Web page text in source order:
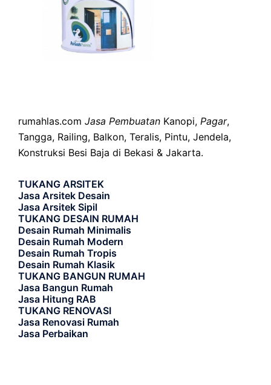
rumahlas.com Jasa Pembuatan Kanopi, Pagar,
Tangga, Railing, Balkon, Teralis, Pintu, Jendela,
Konstruksi Besi Baja di Bekasi & Jakarta.
TUKANG ARSITEK
Jasa Arsitek Desain
Jasa Arsitek Sipil
TUKANG DESAIN RUMAH
Desain Rumah Minimalis
Desain Rumah Modern
Desain Rumah Tropis
Desain Rumah Klasik
TUKANG BANGUN RUMAH
Jasa Bangun Rumah
Jasa Hitung RAB
TUKANG RENOVASI
Jasa Renovasi Rumah
Jasa Perbaikan